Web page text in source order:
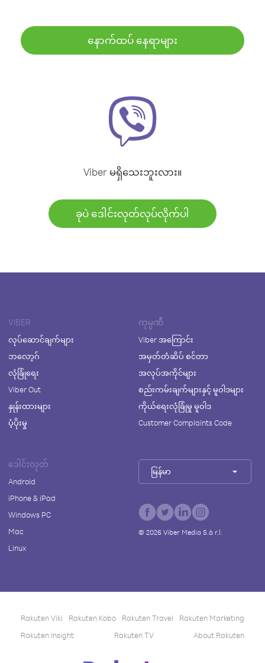
နောက်ထပ် နေရာများ
Viber မရှိသေးဘူးလား။
ခုပဲ ဒေါင်းလုတ်လုပ်လိုက်ပါ
VIBER
လုပ်ဆောင်ချက်များ
ဘလော့ဂ်
လုံခြုံရေး
Viber Out
နှုန်းထားများ
ပံ့ပိုးမှု
ကုမ္ပဏီ
Viber အကြောင်း
အမှတ်တံဆိပ် စင်တာ
အလုပ်အကိုင်များ
စည်းကမ်းချက်များနှင့် မူဝါဒများ
ကိုယ်ရေးလုံခြုံမှု မူဝါဒ
Customer Complaints Code
ဒေါင်းလုတ်
Android
iPhone & iPad
Windows PC
Mac
Linux
မြန်မာ
© 2026Viber Media S.à r.l.
Rakuten Viki Rakuten Kobo Rakuten Travel
Rakuten Marketing
Rakuten Insight
Rakuten TV About Rakuten